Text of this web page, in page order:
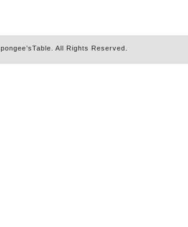
pongee’sTable . All Rights Reserved.